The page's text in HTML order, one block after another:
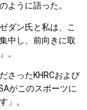
ように語った。
ダン氏と私は、こ
中し、前向きに取
。
さったKHRCおよび
がこのスポーツに
」。